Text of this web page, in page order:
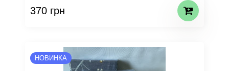
370 грн
НОВИНКА